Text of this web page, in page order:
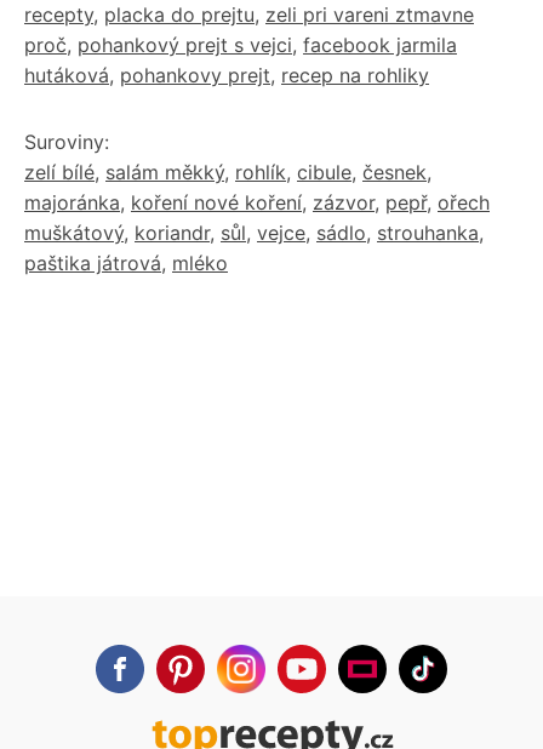
recepty, placka do prejtu, zeli pri vareni ztmavne
proč, pohankový prejt s vejci, facebook jarmila
hutáková, pohankovy prejt, recep na rohliky
Suroviny:
zelí bílé, salám měkký, rohlík, cibule, česnek,
majoránka, koření nové koření, zázvor, pepř, ořech
muškátový, koriandr, sůl, vejce, sádlo, strouhanka,
paštika játrová, mléko